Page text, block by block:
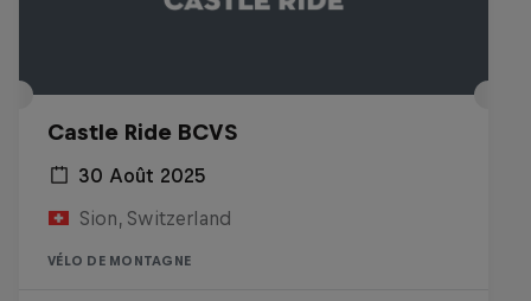
Castle Ride BCVS
30 Août 2025
Sion, Switzerland
VÉLO DE MONTAGNE